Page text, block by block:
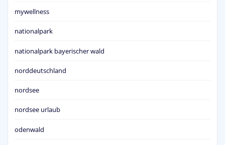
mywellness
nationalpark
nationalpark bayerischer wald
norddeutschland
nordsee
nordsee urlaub
odenwald